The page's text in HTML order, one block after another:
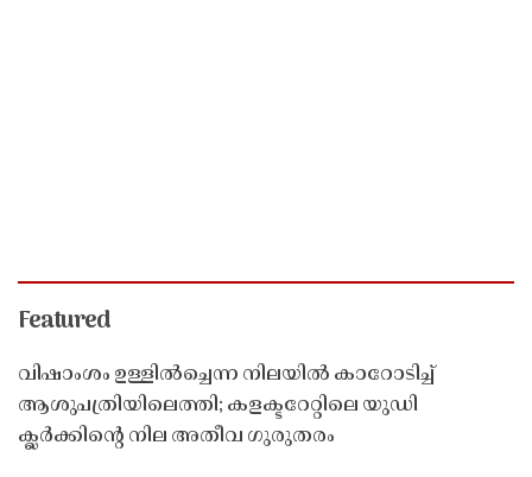
Featured
വിഷാംശം ഉള്ളിൽച്ചെന്ന നിലയിൽ കാറോടിച്ച്
ആശുപത്രിയിലെത്തി; കളക്ടറേറ്റിലെ യുഡി
ക്ലർക്കിൻ്റെ നില അതീവ ഗുരുതരം